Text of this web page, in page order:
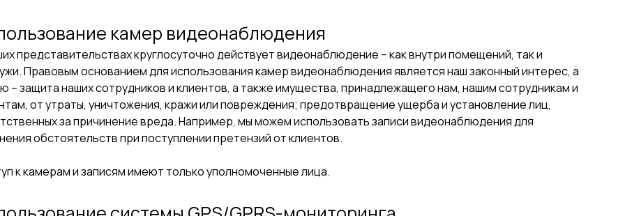
камер видеонаблюдения
представительствах круглосуточно действует видеонаблюдение – как внутри помещений, так и
Правовым основанием для использования камер видеонаблюдения является наш законный интерес, а
– защита наших сотрудников и клиентов, а также имущества, принадлежащего нам, нашим сотрудникам и
от утраты, уничтожения, кражи или повреждения; предотвращение ущерба и установление лиц,
за причинение вреда. Например, мы можем использовать записи видеонаблюдения для
обстоятельств при поступлении претензий от клиентов.
к камерам и записям имеют только уполномоченные лица.